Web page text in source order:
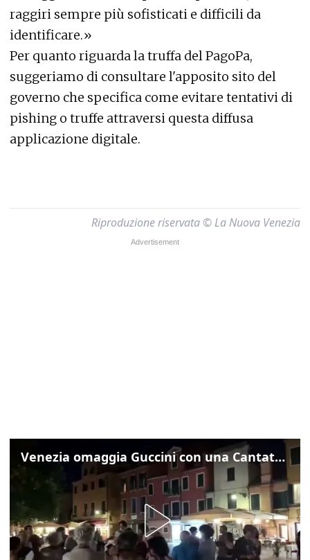
raggiri sempre più sofisticati e difficili da
identificare.»
Per quanto riguarda la truffa del PagoPa,
suggeriamo di consultare l'apposito sito del
governo che specifica come evitare tentativi di
pishing o truffe attraversi questa diffusa
applicazione digitale.
Riproduzione riservata © La Nuova Venezia
Venezia omaggia Guccini con una Cantata Anarchica in campo Santa Margherita